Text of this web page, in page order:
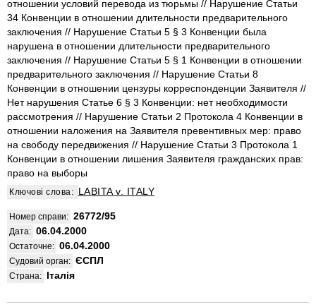
отношении условий перевода из тюрьмы // Нарушение Статьи
34 Конвенции в отношении длительности предварительного
заключения // Нарушение Статьи 5 § 3 Конвенции была
нарушена в отношении длительности предварительного
заключения // Нарушение Статьи 5 § 1 Конвенции в отношении
предварительного заключения // Нарушение Статьи 8
Конвенции в отношении цензуры корреспонденции Заявителя //
Нет нарушения Статье 6 § 3 Конвенции: нет необходимости
рассмотрения // Нарушение Статьи 2 Протокола 4 Конвенции в
отношении наложения на Заявителя превентивных мер: право
на свободу передвижения // Нарушение Статьи 3 Протокола 1
Конвенции в отношении лишения Заявителя гражданских прав:
право на выборы
Ключові слова: LABITA v. ITALY
Номер справи: 26772/95
Дата: 06.04.2000
Остаточне: 06.04.2000
Судовий орган: ЄСПЛ
Страна: Італія